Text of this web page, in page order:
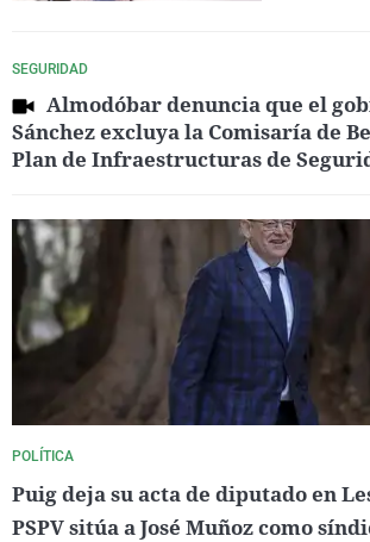
SEGURIDAD
Almodóbar denuncia que el
Sánchez excluya la Comisaría de
Plan de Infraestructuras de
POLÍTICA
Puig deja su acta de diputado en
PSPV sitúa a José Muñoz como